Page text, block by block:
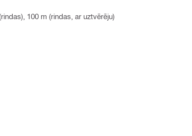
100 m (rindas, ar uztvērēju)